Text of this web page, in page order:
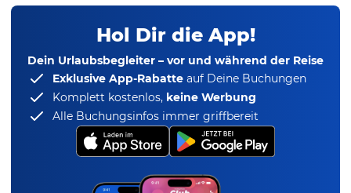
Hol Dir die App!
Dein Urlaubsbegleiter – vor und während der Reise
Exklusive App-Rabatte auf Deine Buchungen
Komplett kostenlos, keine Werbung
Alle Buchungsinfos immer griffbereit